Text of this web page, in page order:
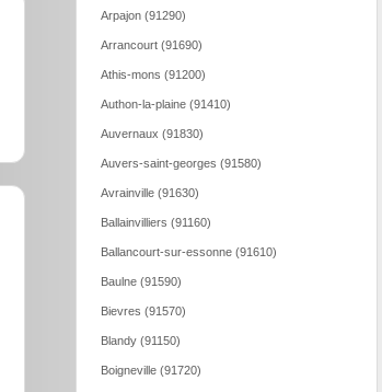
Arpajon (91290)
Arrancourt (91690)
Athis-mons (91200)
Authon-la-plaine (91410)
Auvernaux (91830)
Auvers-saint-georges (91580)
Avrainville (91630)
Ballainvilliers (91160)
Ballancourt-sur-essonne (91610)
Baulne (91590)
Bievres (91570)
Blandy (91150)
Boigneville (91720)